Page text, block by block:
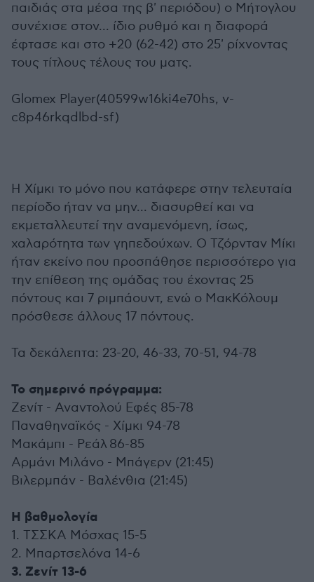
παιδιάς στα μέσα της β' περιόδου) ο Μήτογλου
συνέχισε στον... ίδιο ρυθμό και η διαφορά
έφτασε και στο +20 (62-42) στο 25' ρίχνοντας
τους τίτλους τέλους του ματς.
Glomex Player(40599w16ki4e70hs, v-
c8p46rkqdlbd-sf)
Η Χίμκι το μόνο που κατάφερε στην τελευταία
περίοδο ήταν να μην... διασυρθεί και να
εκμεταλλευτεί την αναμενόμενη, ίσως,
χαλαρότητα των γηπεδούχων. Ο Τζόρνταν Μίκι
ήταν εκείνο που προσπάθησε περισσότερο για
την επίθεση της ομάδας του έχοντας 25
πόντους και 7 ριμπάουντ, ενώ ο ΜακΚόλουμ
πρόσθεσε άλλους 17 πόντους.
Τα δεκάλεπτα: 23-20, 46-33, 70-51, 94-78
Το σημερινό πρόγραμμα:
Ζενίτ - Αναντολού Εφές 85-78
Παναθηναϊκός - Χίμκι 94-78
Μακάμπι - Ρεάλ 86-85
Αρμάνι Μιλάνο - Μπάγερν (21:45)
Βιλερμπάν - Βαλένθια (21:45)
Η βαθμολογία
1. ΤΣΣΚΑ Μόσχας 15-5
2. Μπαρτσελόνα 14-6
3. Ζενίτ 13-6